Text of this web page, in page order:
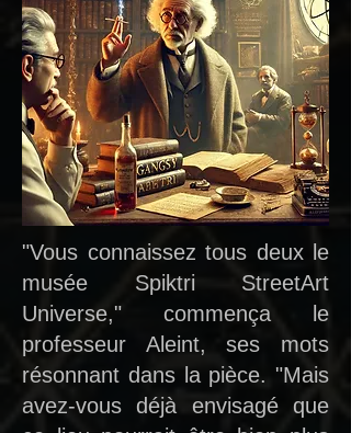
"Vous connaissez tous deux le
musée Spiktri StreetArt
Universe," commença le
professeur Aleint, ses mots
résonnant dans la pièce. "Mais
avez-vous déjà envisagé que